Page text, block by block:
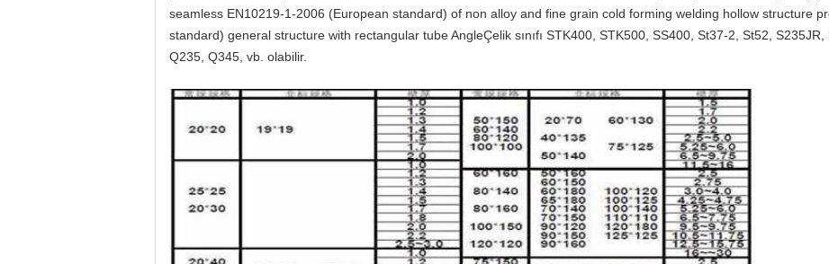
seamless EN10219-1-2006 (European standard) of non alloy and fine grain cold forming welding hollow structure
standard) general structure with rectangular tube AngleÇelik sınıfı STK400, STK500, SS400, St37-2, St52, S235JR,
Q235, Q345, vb. olabilir.